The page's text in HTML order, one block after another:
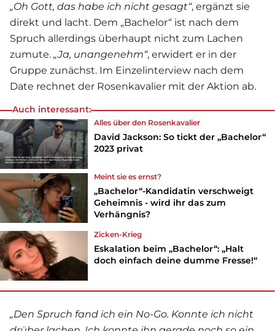
„Oh Gott, das habe ich nicht gesagt“, ergänzt sie
direkt und lacht. Dem „Bachelor“ ist nach dem
Spruch allerdings überhaupt nicht zum Lachen
zumute. „Ja, unangenehm“, erwidert er in der
Gruppe zunächst. Im Einzelinterview nach dem
Date rechnet der Rosenkavalier mit der Aktion ab.
Auch interessant:
Alles über den Rosenkavalier
David Jackson: So tickt der „Bachelor“
2023 privat
Meint sie es ernst?
„Bachelor“-Kandidatin verschweigt
Geheimnis - wird ihr das zum
Verhängnis?
Zicken-Krieg
Eskalation beim „Bachelor“: „Halt
doch einfach deine dumme Fresse!“
„Den Spruch fand ich ein No-Go. Konnte ich nicht